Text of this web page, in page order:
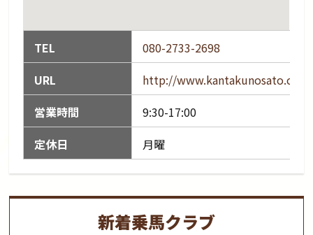
TEL
080-2733-2698
URL
http://
営業時間
9:30-17:00
定休日
月曜
新着乗馬クラブ